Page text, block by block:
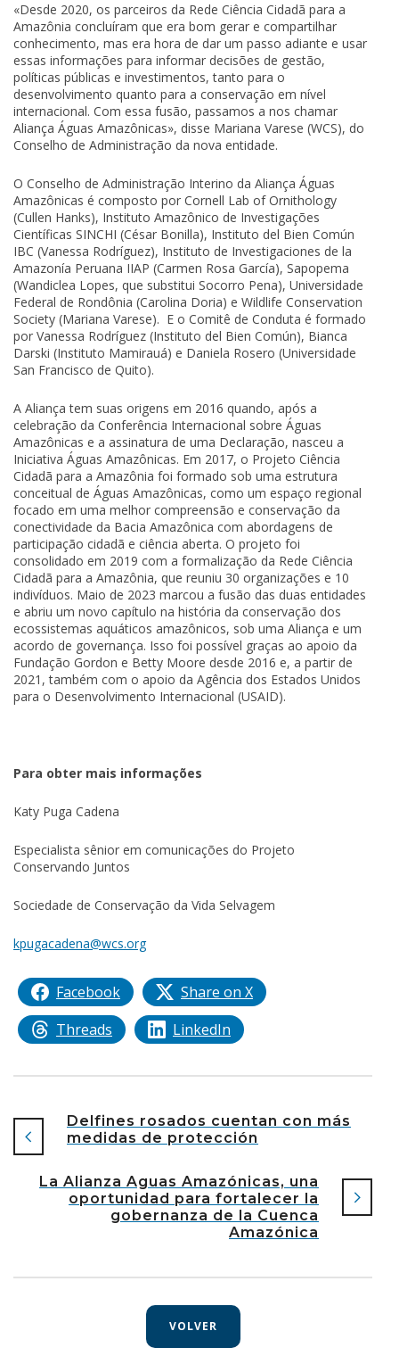
«Desde 2020, os parceiros da Rede Ciência Cidadã para a
Amazônia concluíram que era bom gerar e compartilhar
conhecimento, mas era hora de dar um passo adiante e usar
essas informações para informar decisões de gestão,
políticas públicas e investimentos, tanto para o
desenvolvimento quanto para a conservação em nível
internacional. Com essa fusão, passamos a nos chamar
Aliança Águas Amazônicas», disse Mariana Varese (WCS), do
Conselho de Administração da nova entidade.
O Conselho de Administração Interino da Aliança Águas
Amazônicas é composto por Cornell Lab of Ornithology
(Cullen Hanks), Instituto Amazônico de Investigações
Científicas SINCHI (César Bonilla), Instituto del Bien Común
IBC (Vanessa Rodríguez), Instituto de Investigaciones de la
Amazonía Peruana IIAP (Carmen Rosa García), Sapopema
(Wandiclea Lopes, que substitui Socorro Pena), Universidade
Federal de Rondônia (Carolina Doria) e Wildlife Conservation
Society (Mariana Varese). E o Comitê de Conduta é formado
por Vanessa Rodríguez (Instituto del Bien Común), Bianca
Darski (Instituto Mamirauá) e Daniela Rosero (Universidade
San Francisco de Quito).
A Aliança tem suas origens em 2016 quando, após a
celebração da Conferência Internacional sobre Águas
Amazônicas e a assinatura de uma Declaração, nasceu a
Iniciativa Águas Amazônicas. Em 2017, o Projeto Ciência
Cidadã para a Amazônia foi formado sob uma estrutura
conceitual de Águas Amazônicas, como um espaço regional
focado em uma melhor compreensão e conservação da
conectividade da Bacia Amazônica com abordagens de
participação cidadã e ciência aberta. O projeto foi
consolidado em 2019 com a formalização da Rede Ciência
Cidadã para a Amazônia, que reuniu 30 organizações e 10
indivíduos. Maio de 2023 marcou a fusão das duas entidades
e abriu um novo capítulo na história da conservação dos
ecossistemas aquáticos amazônicos, sob uma Aliança e um
acordo de governança. Isso foi possível graças ao apoio da
Fundação Gordon e Betty Moore desde 2016 e, a partir de
2021, também com o apoio da Agência dos Estados Unidos
para o Desenvolvimento Internacional (USAID).
Para obter mais informações
Katy Puga Cadena
Especialista sênior em comunicações do Projeto
Conservando Juntos
Sociedade de Conservação da Vida Selvagem
kpugacadena@wcs.org
Facebook
Share on X
Threads
LinkedIn
Delfines rosados cuentan con más
medidas de protección
La Alianza Aguas Amazónicas, una
oportunidad para fortalecer la
gobernanza de la Cuenca
Amazónica
VOLVER